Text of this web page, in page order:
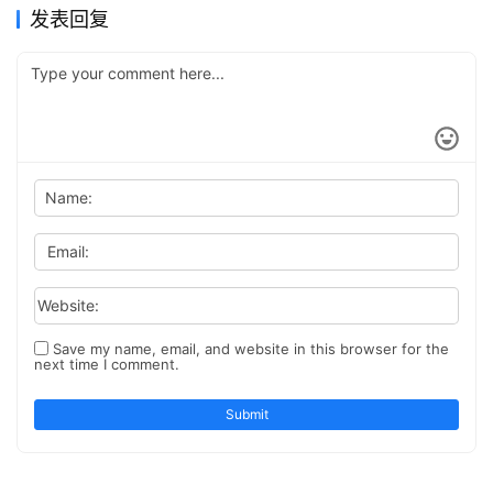
发表回复
Name:
Email:
Website:
Save my name, email, and website in this browser for the
next time I comment.
Submit